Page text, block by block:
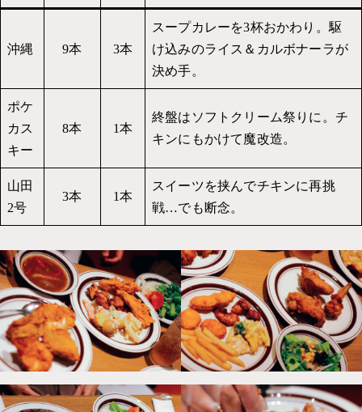
沖縄 9本 3本
スープカレーを3杯おかわり。駆
け込みのライス＆カルボナーラが
決め手。
ポケ
カス
キー
8本 1本
終盤はソフトクリーム祭りに。チ
キンにもかけて魔改造。
山田
2号
3本 1本
スイーツを挟んでチキンに再挑
戦…でも断念。